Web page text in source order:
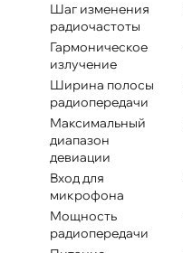
Шаг изменения
радиочастоты
Гармоническое
излучение
Ширина полосы
радиопередачи
Максимальный
диапазон
девиации
Вход для
микрофона
Мощность
радиопередачи